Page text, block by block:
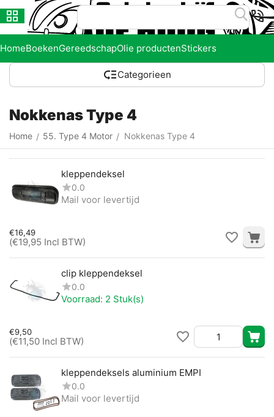
HomeBoekenGereedschapOlie productenStickers
Categorieen
Nokkenas Type 4
Home / 55. Type 4 Motor / Nokkenas Type 4
kleppendeksel
0.0
Mail voor levertijd
€16,49
(€19,95 Incl BTW)
clip kleppendeksel
0.0
Voorraad: 2 Stuk(s)
€9,50
(€11,50 Incl BTW)
kleppendeksels aluminium EMPI
0.0
Mail voor levertijd